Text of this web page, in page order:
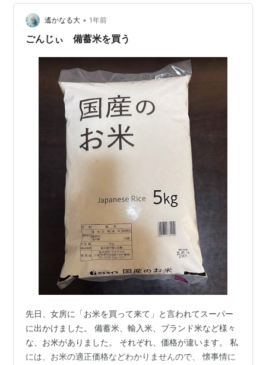
遙かなる大 • 1年前
ごんじぃ 備蓄米を買う
先日、女房に「お米を買って来て」と言われてスーパー
に出かけました。 備蓄米、輸入米、ブランド米など様々
な、お米がありました。 それぞれ、価格が違います。 私
には、お米の適正価格などわかりませんので、 懐事情に